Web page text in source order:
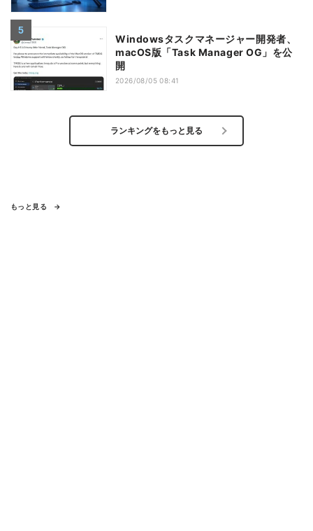
Windowsタスクマネージャー開発者、
macOS版「Task Manager OG」を公
開
2026/08/05 08:41
ランキングをもっと見る
もっと見る